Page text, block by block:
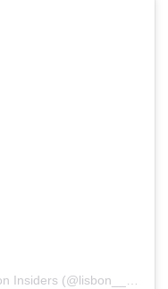
Uma publicação partilhada por Lisbon Insiders (@lisbon__insiders)